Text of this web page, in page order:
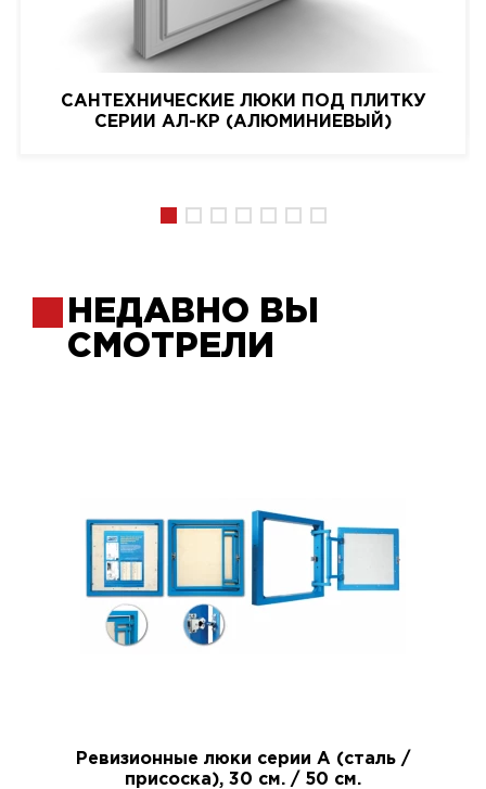
САНТЕХНИЧЕСКИЕ ЛЮКИ ПОД ПЛИТКУ
СЕРИИ АЛ-КР (АЛЮМИНИЕВЫЙ)
НЕДАВНО ВЫ
СМОТРЕЛИ
Ревизионные люки серии A (сталь /
присоска), 30 см. / 50 см.